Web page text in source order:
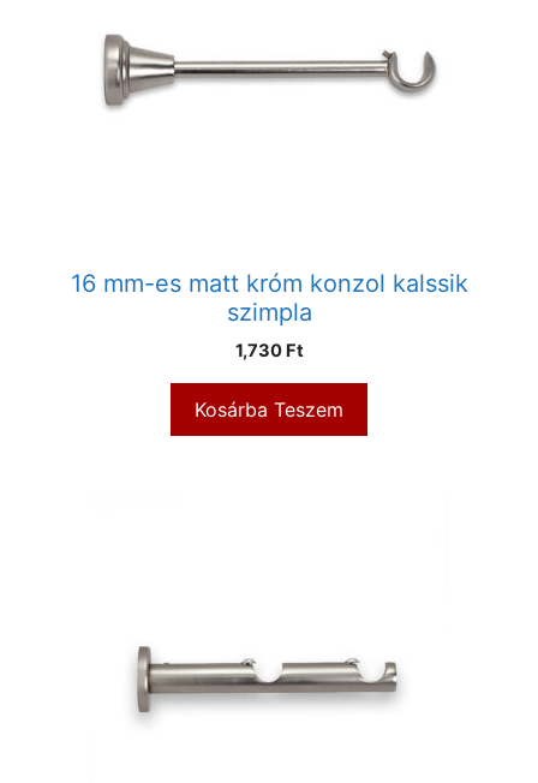
16 mm-es matt króm konzol kalssik
szimpla
1,730 Ft
Kosárba Teszem